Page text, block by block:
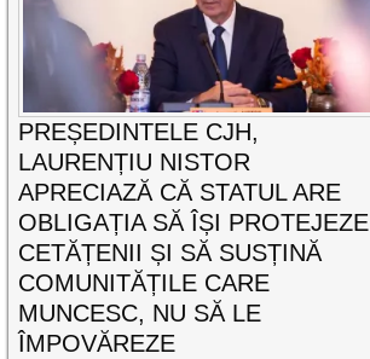
PREȘEDINTELE CJH,
LAURENȚIU NISTOR
APRECIAZĂ CĂ STATUL ARE
OBLIGAȚIA SĂ ÎȘI PROTEJEZE
CETĂȚENII ȘI SĂ SUSȚINĂ
COMUNITĂȚILE CARE
MUNCESC, NU SĂ LE
ÎMPOVĂREZE